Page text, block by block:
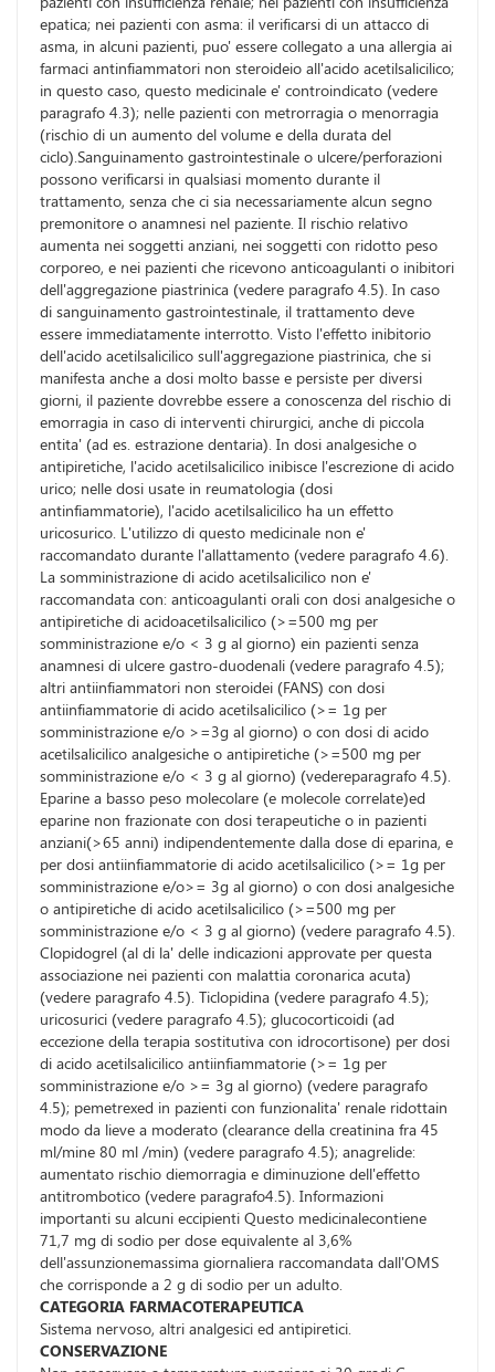
epatica; nei pazienti con asma: il verificarsi di un attacco di
asma, in alcuni pazienti, puo' essere collegato a una allergia ai
farmaci antinfiammatori non steroideio all'acido acetilsalicilico;
in questo caso, questo medicinale e' controindicato (vedere
paragrafo 4.3); nelle pazienti con metrorragia o menorragia
(rischio di un aumento del volume e della durata del
ciclo).Sanguinamento gastrointestinale o ulcere/perforazioni
possono verificarsi in qualsiasi momento durante il
trattamento, senza che ci sia necessariamente alcun segno
premonitore o anamnesi nel paziente. Il rischio relativo
aumenta nei soggetti anziani, nei soggetti con ridotto peso
corporeo, e nei pazienti che ricevono anticoagulanti o inibitori
dell'aggregazione piastrinica (vedere paragrafo 4.5). In caso
di sanguinamento gastrointestinale, il trattamento deve
essere immediatamente interrotto. Visto l'effetto inibitorio
dell'acido acetilsalicilico sull'aggregazione piastrinica, che si
manifesta anche a dosi molto basse e persiste per diversi
giorni, il paziente dovrebbe essere a conoscenza del rischio di
emorragia in caso di interventi chirurgici, anche di piccola
entita' (ad es. estrazione dentaria). In dosi analgesiche o
antipiretiche, l'acido acetilsalicilico inibisce l'escrezione di acido
urico; nelle dosi usate in reumatologia (dosi
antinfiammatorie), l'acido acetilsalicilico ha un effetto
uricosurico. L'utilizzo di questo medicinale non e'
raccomandato durante l'allattamento (vedere paragrafo 4.6).
La somministrazione di acido acetilsalicilico non e'
raccomandata con: anticoagulanti orali con dosi analgesiche o
antipiretiche di acidoacetilsalicilico (>=500 mg per
somministrazione e/o < 3 g al giorno) ein pazienti senza
anamnesi di ulcere gastro-duodenali (vedere paragrafo 4.5);
altri antiinfiammatori non steroidei (FANS) con dosi
antiinfiammatorie di acido acetilsalicilico (>= 1g per
somministrazione e/o >=3g al giorno) o con dosi di acido
acetilsalicilico analgesiche o antipiretiche (>=500 mg per
somministrazione e/o < 3 g al giorno) (vedereparagrafo 4.5).
Eparine a basso peso molecolare (e molecole correlate)ed
eparine non frazionate con dosi terapeutiche o in pazienti
anziani(>65 anni) indipendentemente dalla dose di eparina, e
per dosi antiinfiammatorie di acido acetilsalicilico (>= 1g per
somministrazione e/o>= 3g al giorno) o con dosi analgesiche
o antipiretiche di acido acetilsalicilico (>=500 mg per
somministrazione e/o < 3 g al giorno) (vedere paragrafo 4.5).
Clopidogrel (al di la' delle indicazioni approvate per questa
associazione nei pazienti con malattia coronarica acuta)
(vedere paragrafo 4.5). Ticlopidina (vedere paragrafo 4.5);
uricosurici (vedere paragrafo 4.5); glucocorticoidi (ad
eccezione della terapia sostitutiva con idrocortisone) per dosi
di acido acetilsalicilico antiinfiammatorie (>= 1g per
somministrazione e/o >= 3g al giorno) (vedere paragrafo
4.5); pemetrexed in pazienti con funzionalita' renale ridottain
modo da lieve a moderato (clearance della creatinina fra 45
ml/mine 80 ml /min) (vedere paragrafo 4.5); anagrelide:
aumentato rischio diemorragia e diminuzione dell'effetto
antitrombotico (vedere paragrafo4.5). Informazioni
importanti su alcuni eccipienti Questo medicinalecontiene
71,7 mg di sodio per dose equivalente al 3,6%
dell'assunzionemassima giornaliera raccomandata dall'OMS
che corrisponde a 2 g di sodio per un adulto.
CATEGORIA FARMACOTERAPEUTICA
Sistema nervoso, altri analgesici ed antipiretici.
CONSERVAZIONE